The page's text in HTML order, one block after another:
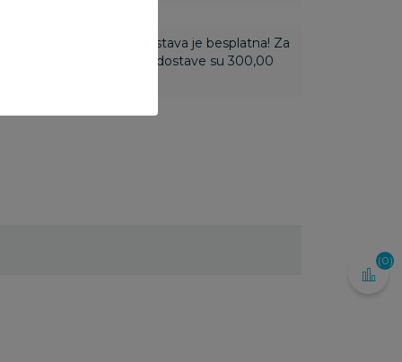
3.500,00 rsd i više dostava je besplatna! Za
do 3.499,99 rsd troškovi dostave su 300,00
(0)